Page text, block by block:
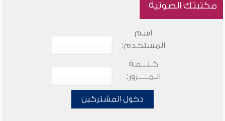
مكتبتك الصوتية
اسم
المستخدم:
كـلـــمـة
الـمـــــرور:
دخول المشتركين